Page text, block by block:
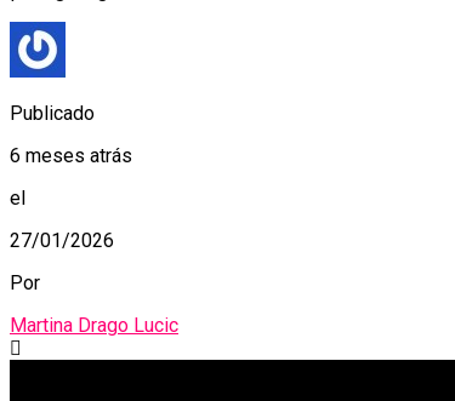
Publicado
6 meses atrás
el
27/01/2026
Por
Martina Drago Lucic